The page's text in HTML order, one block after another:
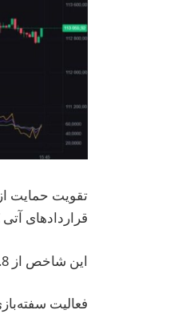
قراردادهای آتی BTC تثبیت شد.
این شاخص از 44.8 میلیارد دلار به 42.8 میلیارد دلار کاهش یافت،
فعالیت